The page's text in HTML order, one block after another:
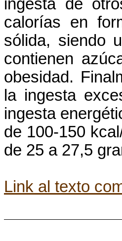
ingesta de
calorías en
sólida, siendo
contienen
obesidad.
la ingesta
ingesta
de 100-150
de 25 a27,5
Link al texto